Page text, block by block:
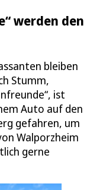
werden den
bleiben
Stumm,
ist
Auto auf den
gefahren, um
Walporzheim
gerne